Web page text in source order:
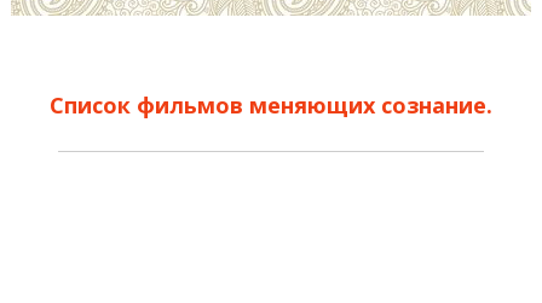
Список фильмов меняющих сознание.